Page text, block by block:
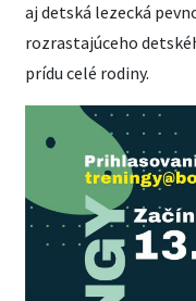
aj detská lezecká
rozrastajúceho
prídu celé rodiny.